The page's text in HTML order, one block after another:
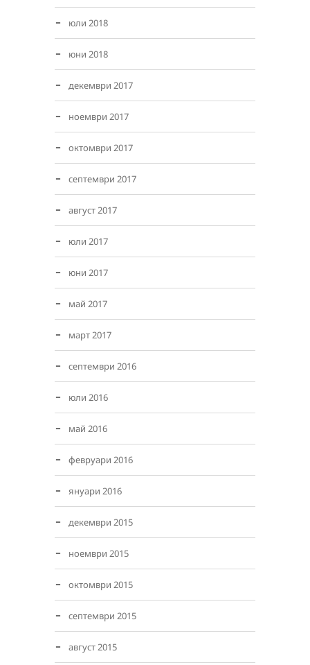
юли 2018
юни 2018
декември 2017
ноември 2017
октомври 2017
септември 2017
август 2017
юли 2017
юни 2017
май 2017
март 2017
септември 2016
юли 2016
май 2016
февруари 2016
януари 2016
декември 2015
ноември 2015
октомври 2015
септември 2015
август 2015